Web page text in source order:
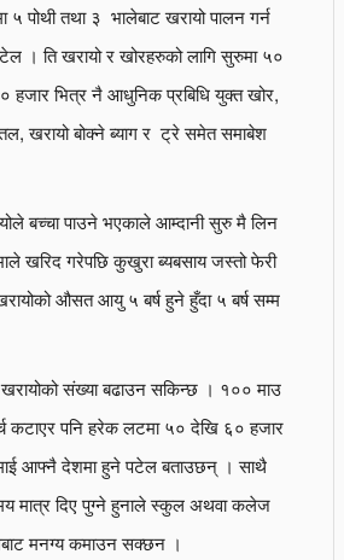
पोथी तथा ३ भालेबाट खरायो पालन गर्न
। ति खरायो र खोरहरुको लागि सुरुमा ५०
हजार भित्र नै आधुनिक प्रबिधि युक्त खोर,
खरायो बोक्ने ब्याग र ट्रे समेत समाबेश
बच्चा पाउने भएकाले आम्दानी सुरु मै लिन
खरिद गरेपछि कुखुरा ब्यबसाय जस्तो फेरी
औसत आयु ५ बर्ष हुने हुँदा ५ बर्ष सम्म
संख्या बढाउन सकिन्छ । १०० माउ
कटाएर पनि हरेक लटमा ५० देखि ६० हजार
आफ्नै देशमा हुने पटेल बताउछन् । साथै
मात्र दिए पुग्ने हुनाले स्कुल अथवा कलेज
मनग्य कमाउन सक्छन ।